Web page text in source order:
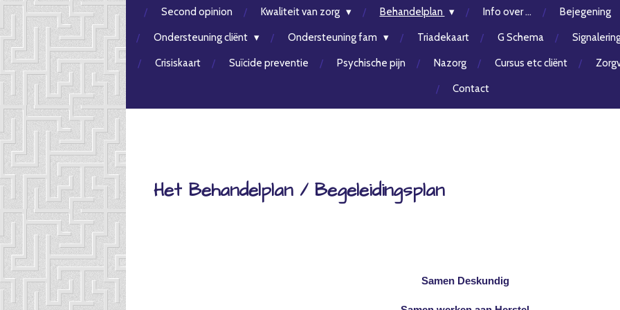
Second opinion Kwaliteit van zorg Behandelplan Info over ... Bejegening
Ondersteuning cliënt Ondersteuning fam Triadekaart G Schema
Crisiskaart Suïcide preventie Psychische pijn Nazorg Cursus etc cliënt
Contact
Het Behandelplan / Begeleidingsplan
Samen Deskundig